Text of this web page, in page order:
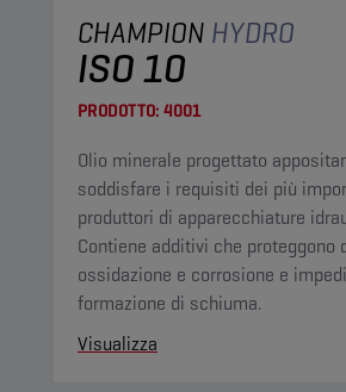
CHAMPION HYDRO
ISO 10
PRODOTTO: 4001
Olio minerale progettato
soddisfare i requisiti dei più
produttori di apparecchiature
Contiene additivi che proteggono
ossidazione e corrosione e
formazione di schiuma.
Visualizza